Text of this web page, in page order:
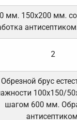
мм. 150х200 мм.
2
Обрезной брус
100х150/
шагом 600 мм.